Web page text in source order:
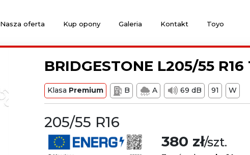
Nasza oferta Kup opony Galeria Kontakt Toyo
BRIDGESTONE L205/55
Klasa Premium B A 69 dB 91 W
205/55 R16
380 zł/szt.